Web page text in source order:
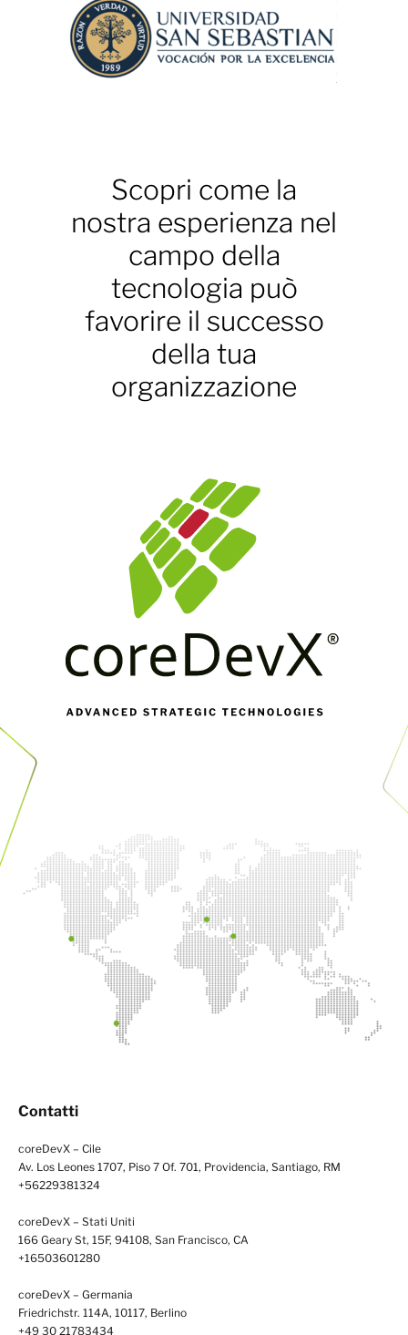
Scopri come la
nostra esperienza nel
campo della
tecnologia può
favorire il successo
della tua
organizzazione
Contatti
coreDevX – Cile
Av. Los Leones 1707, Piso 7 Of. 701, Providencia, Santiago, RM
+56229381324
coreDevX – Stati Uniti
166 Geary St, 15F, 94108, San Francisco, CA
+16503601280
coreDevX – Germania
Friedrichstr. 114A, 10117, Berlino
+49 30 21783434